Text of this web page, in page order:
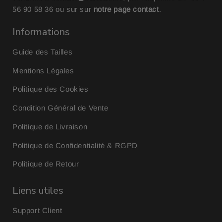
56 90 58 36ou sur sur notre page contact.
Informations
Guide des Tailles
Mentions Légales
Politique des Cookies
Condition Général de Vente
Politique de Livraison
Politique de Confidentialité & RGPD
Politique de Retour
Liens utiles
Support Client